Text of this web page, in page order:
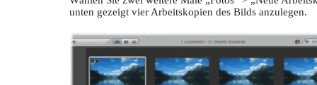
unten gezeigt vier Arbeitskopien des Bilds anzulegen.